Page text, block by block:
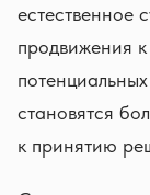
естественное
продвижения
становятся
к принятию